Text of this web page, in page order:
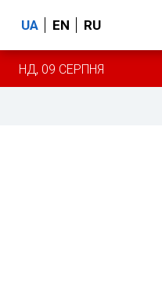
UA EN RU
НД, 09 СЕРПНЯ